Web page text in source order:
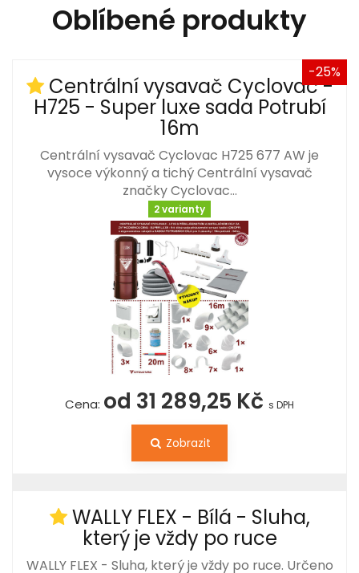
Oblíbené produkty
-25%
Centrální vysavač Cyclovac -
H725 - Super luxe sada Potrubí
16m
Centrální vysavač Cyclovac H725 677 AW je
vysoce výkonný a tichý Centrální vysavač
značky Cyclovac…
2 varianty
Cena: od 31 289,25 Kč s DPH
Zobrazit
WALLY FLEX - Bílá - Sluha,
který je vždy po ruce
WALLY FLEX - Sluha, který je vždy po ruce. Určeno